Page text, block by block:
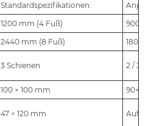
Standardspezifikationen:
1200 mm (4 Fuß)
900
2440 mm (8 Fuß)
1800
3 Schienen 2 / 3 /
100 × 100 mm
90×90
47 × 120 mm Auf